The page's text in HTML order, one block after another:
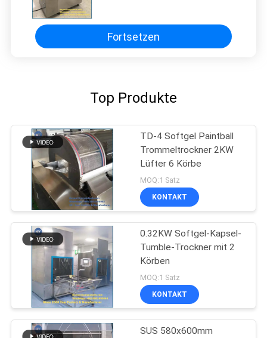
Fortsetzen
Top Produkte
TD-4 Softgel Paintball
Trommeltrockner 2KW
Lüfter 6 Körbe
MOQ:1 Satz
KONTAKT
0.32KW Softgel-Kapsel-
Tumble-Trockner mit 2
Körben
MOQ:1 Satz
KONTAKT
SUS 580x600mm